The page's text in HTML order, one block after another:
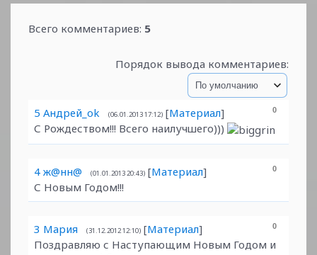
Всего комментариев: 5
Порядок вывода комментариев:
0
5 Андрей_ok (06.01.2013 17:12) [Материал]
С Рождеством!!! Всего наилучшего)))
0
4 ж@нн@ (01.01.2013 20:43) [Материал]
С Новым Годом!!!
0
3 Мария (31.12.2012 12:10) [Материал]
Поздравляю с Наступающим Новым Годом и